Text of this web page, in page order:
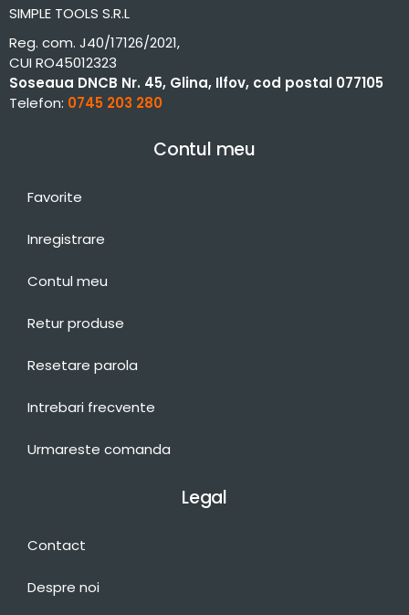
SIMPLE TOOLS S.R.L
Reg. com. J40/17126/2021,
CUI RO45012323
Soseaua DNCB Nr. 45, Glina, Ilfov, cod postal 077105
Telefon: 0745 203 280
Contul meu
Favorite
Inregistrare
Contul meu
Retur produse
Resetare parola
Intrebari frecvente
Urmareste comanda
Legal
Contact
Despre noi